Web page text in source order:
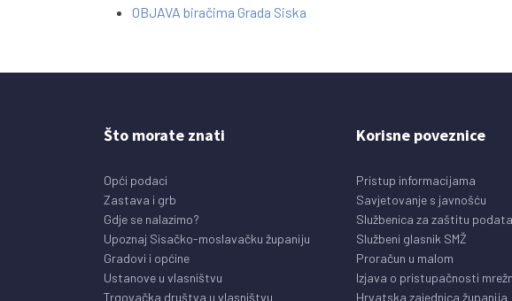
OBJAVA biračima Grada Siska
Što morate znati
Opći podaci
Zastava i grb
Gdje se nalazimo?
Upoznaj Sisačko-moslavačku županiju
Gradovi i općine
Ustanove u vlasništvu
Trgovačka društva u vlasništvu
Korisne poveznice
Pristup informacijama
Savjetovanje s javnošću
Službenica za zaštitu
Službeni glasnik SMŽ
Proračun u malom
Izjava o pristupačnosti
Hrvatska zajednica županija